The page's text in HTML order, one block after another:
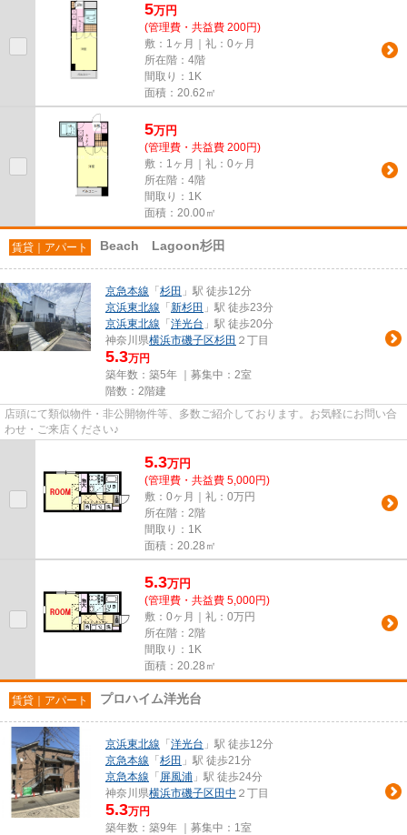
5万円
(管理費・共益費 200円)
敷：1ヶ月｜礼：0ヶ月
所在階：4階
間取り：1K
面積：20.62㎡
5万円
(管理費・共益費 200円)
敷：1ヶ月｜礼：0ヶ月
所在階：4階
間取り：1K
面積：20.00㎡
賃貸｜アパート Beach Lagoon杉田
京急本線 「 杉田 」駅 徒歩12分
京浜東北線 「 新杉田 」駅 徒歩23分
京浜東北線 「 洋光台 」駅 徒歩20分
神奈川県横浜市磯子区杉田 ２丁目
5.3万円
築年数：築5年 ｜募集中： 2室
階数：2階建
店頭にて類似物件・非公開物件等、多数ご紹介しております。お気軽にお問い合
わせ・ご来店ください♪
5.3万円
(管理費・共益費 5,000円)
敷：0ヶ月｜礼：0万円
所在階：2階
間取り：1K
面積：20.28㎡
5.3万円
(管理費・共益費 5,000円)
敷：0ヶ月｜礼：0万円
所在階：2階
間取り：1K
面積：20.28㎡
賃貸｜アパート プロハイム洋光台
京浜東北線 「 洋光台 」駅 徒歩12分
京急本線 「 杉田 」駅 徒歩21分
京急本線 「 屏風浦 」駅 徒歩24分
神奈川県横浜市磯子区 田中 ２丁目
5.3万円
築年数：築9年 ｜募集中： 1室